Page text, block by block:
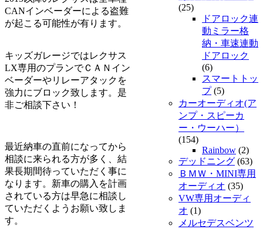
CANインベーダーによる盗難
が起こる可能性が有ります。
キッズガレージではレクサス
LX専用のプランでＣＡＮイン
ベーダーやリレーアタックを
強力にブロック致します。是
非ご相談下さい！
最近納車の直前になってから
相談に来られる方が多く、結
果長期間待っていただく事に
なります。新車の購入を計画
されている方は早急に相談し
ていただくようお願い致しま
す。
(25)
ドアロック連
動ミラー格
納・車速連動
ドアロック
(6)
スマートトッ
プ(5)
カーオーディオ(ア
ンプ・スピーカ
ー・ウーハー）
(154)
Rainbow (2)
デッドニング (63)
ＢＭＷ・MINI専用
オーディオ (35)
VW専用オーディ
オ (1)
メルセデスベンツ